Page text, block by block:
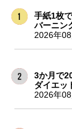
手紙1枚
バーニン
2026年
3か月で
ダイエッ
2026年